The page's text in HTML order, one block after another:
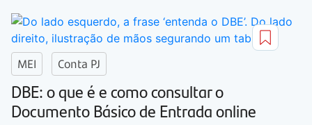
MEI Conta PJ
DBE: o que é e como consultar o
Documento Básico de Entrada online